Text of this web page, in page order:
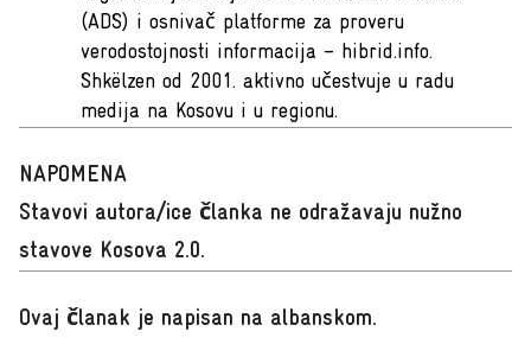
(ADS) i osnivač platforme za proveru
verodostojnosti informacija – hibrid.info.
Shkëlzen od 2001. aktivno učestvuje u radu
medija na Kosovu i u regionu.
NAPOMENA
Stavovi autora/ice članka ne odražavaju nužno
stavove Kosova 2.0.
Ovaj članak je napisan na albanskom.